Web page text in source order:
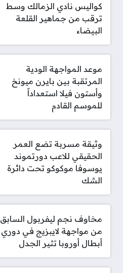
كواليس نادي الزمالك وسط
ترقب من جماهير القلعة
البيضاء
موعد المواجهة الودية
المرتقبة بين بايرن ميونخ
وأستون فيلا استعداداً
للموسم القادم
وثيقة مسربة تضع العمر
الحقيقي للاعب دورتموند
يوسوفا موكوكو تحت دائرة
الشك
مخاوف نجم ليفربول السابق
من مواجهة لايبزيج في دوري
أبطال أوروبا تثير الجدل